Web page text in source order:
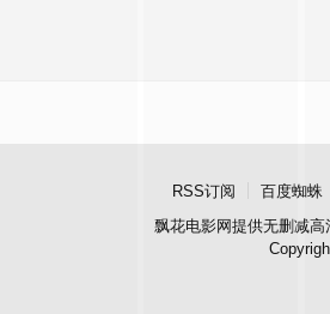
RSS订阅 百度蜘蛛
飘花电影网提供无删减高